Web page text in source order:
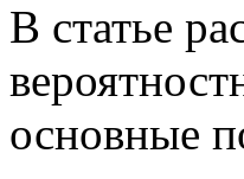
В статье
основные